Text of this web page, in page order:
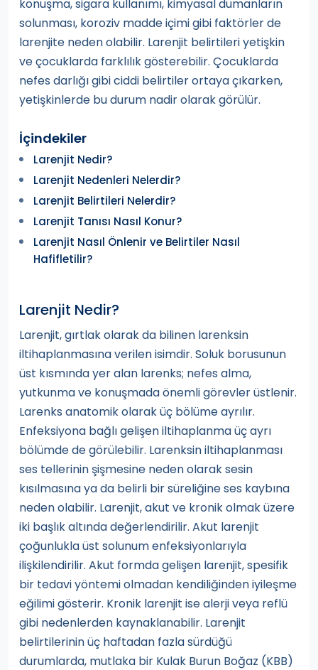
konuşma, sigara kullanımı, kimyasal dumanların
solunması, koroziv madde içimi gibi faktörler de
larenjite neden olabilir. Larenjit belirtileri yetişkin
ve çocuklarda farklılık gösterebilir. Çocuklarda
nefes darlığı gibi ciddi belirtiler ortaya çıkarken,
yetişkinlerde bu durum nadir olarak görülür.
İçindekiler
Larenjit Nedir?
Larenjit Nedenleri Nelerdir?
Larenjit Belirtileri Nelerdir?
Larenjit Tanısı Nasıl Konur?
Larenjit Nasıl Önlenir ve Belirtiler Nasıl
Hafifletilir?
Larenjit Nedir?
Larenjit, gırtlak olarak da bilinen larenksin
iltihaplanmasına verilen isimdir. Soluk borusunun
üst kısmında yer alan larenks; nefes alma,
yutkunma ve konuşmada önemli görevler üstlenir.
Larenks anatomik olarak üç bölüme ayrılır.
Enfeksiyona bağlı gelişen iltihaplanma üç ayrı
bölümde de görülebilir. Larenksin iltihaplanması
ses tellerinin şişmesine neden olarak sesin
kısılmasına ya da belirli bir süreliğine ses kaybına
neden olabilir. Larenjit, akut ve kronik olmak üzere
iki başlık altında değerlendirilir. Akut larenjit
çoğunlukla üst solunum enfeksiyonlarıyla
ilişkilendirilir. Akut formda gelişen larenjit, spesifik
bir tedavi yöntemi olmadan kendiliğinden iyileşme
eğilimi gösterir. Kronik larenjit ise alerji veya reflü
gibi nedenlerden kaynaklanabilir. Larenjit
belirtilerinin üç haftadan fazla sürdüğü
durumlarda, mutlaka bir Kulak Burun Boğaz (KBB)